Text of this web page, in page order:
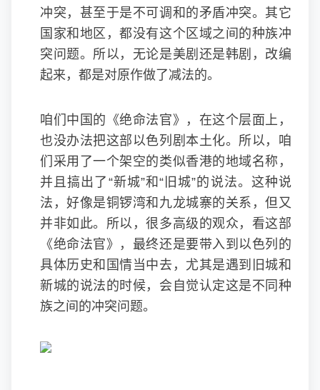
冲突，甚至于是不可调和的矛盾冲突。其它
国家和地区，都没有这个区域之间的种族冲
突问题。所以，无论是美剧还是韩剧，改编
起来，都是对原作做了减法的。
咱们中国的《绝命法官》，在这个层面上，
也没办法把这部以色列剧本土化。所以，咱
们采用了一个架空的类似香港的地域名称，
并且搞出了“新城”和“旧城”的说法。这种说
法，好像是铜锣湾和九龙城寨的关系，但又
并非如此。所以，很多高级的观众，看这部
《绝命法官》，最终还是要带入到以色列的
具体历史和国情当中去，尤其是遇到旧城和
新城的说法的时候，会自觉认定这是不同种
族之间的冲突问题。